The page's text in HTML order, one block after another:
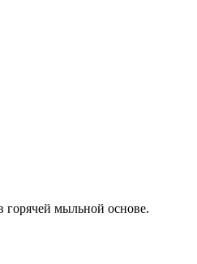
горячей мыльной основе.